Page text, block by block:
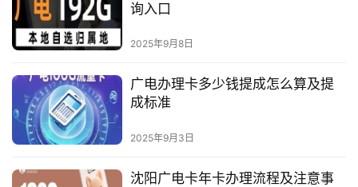
询入口
2025年9月8日
广电办理卡多少钱提成怎么算及提
成标准
2025年9月3日
沈阳广电卡年卡办理流程及注意事